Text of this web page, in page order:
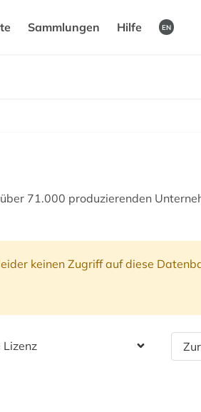
Sammlungen Hilfe EN
71.000 produzierenden
keinen Zugriff auf diese
Lizenz